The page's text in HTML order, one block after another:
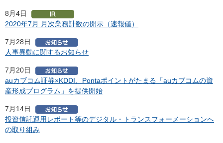
8月4日
2020年7月 月次業務計数の開示（速報値）
7月28日
人事異動に関するお知らせ
7月20日
auカブコム証券×KDDI、Pontaポイントがたまる「auカブコムの資
産形成プログラム」を提供開始
7月14日
投資信託運用レポート等のデジタル・トランスフォーメーションへ
の取り組み